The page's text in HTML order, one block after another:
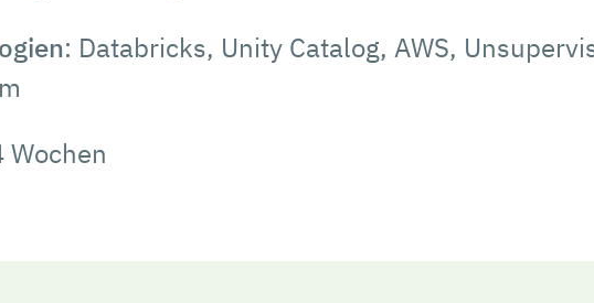
: Databricks, Unity Catalog, AWS,
Wochen